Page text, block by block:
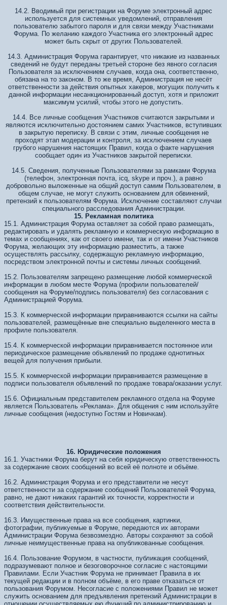
14.2. Вводимый при регистрации на Форуме электронный адрес
используется для системных уведомлений, отправления
пользователю забытого пароля и для связи между Участниками
Форума. По желанию каждого Участника его электронный адрес
может быть скрыт от других Пользователей.
14.3. Администрация Форума гарантирует, что никакие из названных
сведений не будут переданы третьей стороне без явного согласия
Пользователя за исключением случаев, когда она, соответственно,
обязана на то законом. В то же время, Администрация не несёт
ответственности за действия опытных хакеров, могущих получить к
данной информации несанкционированный доступ, хотя и приложит
максимум усилий, чтобы этого не допустить.
14.4. Все личные сообщения Участников считаются закрытыми и
являются исключительно достоянием самих Участников, вступивших
в закрытую переписку. В связи с этим, личные сообщения не
проходят этап модерации и контроля, за исключением случаев
грубого нарушения настоящих Правил, когда о факте нарушения
сообщает один из Участников закрытой переписки.
14.5. Сведения, полученные Пользователями за рамками Форума
(телефон, электронная почта, icq, skype и проч.), а равно
добровольно выложенные на общий доступ самим Пользователем, в
общем случае, не могут служить основанием для обвинений,
претензий к пользователям Форума. Исключение составляют случаи
специального расследования Администрации.
15. Рекламная политика
15.1. Администрация Форума оставляет за собой право размещать,
редактировать и удалять рекламную и коммерческую информацию в
темах и сообщениях, как от своего имени, так и от имени Участников
Форума, желающих эту информацию разместить, а также
осуществлять рассылку, содержащую рекламную информацию,
посредством электронной почты и системы личных сообщений.
15.2. Пользователям запрещено размещение любой коммерческой
информации в любом месте Форума (профили пользователей/
сообщения на Форуме/подпись пользователя) без согласования с
Администрацией Форума.
15.3. К коммерческой информации приравниваются ссылки на сайты
пользователей, размещённые вне специально выделенного места в
профиле пользователя.
15.4. К коммерческой информации приравнивается постоянное или
периодическое размещение объявлений по продаже однотипных
вещей для получения прибыли.
15.5. К коммерческой информации приравнивается размещение в
подписи пользователя объявлений по продаже товара/оказании услуг.
15.6. Официальным представителем рекламного отдела на Форуме
является Пользователь «Реклама». Для общения с ним используйте
личные сообщения (недоступно Гостям и Новичкам).
16. Юридические положения
16.1. Участники Форума берут на себя юридическую ответственность
за содержание своих сообщений во всей её полноте и объёме.
16.2. Администрация Форума и его представители не несут
ответственности за содержание сообщений Пользователей Форума,
равно, не дают никаких гарантий их точности, корректности и
соответствия действительности.
16.3. Имущественные права на все сообщения, картинки,
фотографии, публикуемые в Форуме, передаются их авторами
Администрации Форума безвозмездно. Авторы сохраняют за собой
личные неимущественные права на опубликованные сообщения.
16.4. Пользование Форумом, в частности, публикация сообщений,
подразумевают полное и безоговорочное согласие с настоящими
Правилами. Если Участник Форума не принимает Правила в их
текущей редакции и в полном объёме, в его праве отказаться от
пользования Форумом. Несогласие с положениями Правил не может
служить основанием для предъявления претензий Администрации в